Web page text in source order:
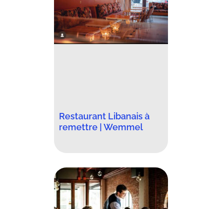
Restaurant Libanais à
remettre | Wemmel